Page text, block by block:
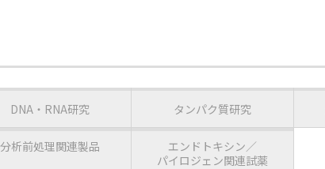
DNA・RNA研究 タンパク質研究
分析前処理関連製品
エンドトキシン／
パイロジェン関連試薬